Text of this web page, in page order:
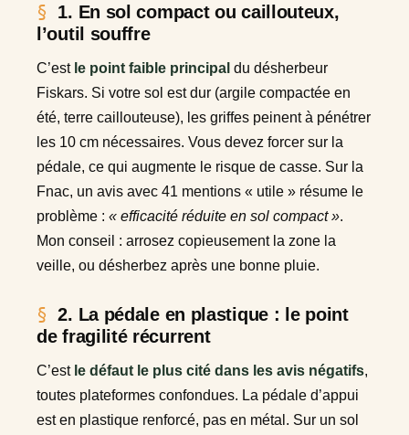
1. En sol compact ou caillouteux,
l’outil souffre
C’est le point faible principal du désherbeur
Fiskars. Si votre sol est dur (argile compactée en
été, terre caillouteuse), les griffes peinent à pénétrer
les 10 cm nécessaires. Vous devez forcer sur la
pédale, ce qui augmente le risque de casse. Sur la
Fnac, un avis avec 41 mentions « utile » résume le
problème : « efficacité réduite en sol compact ».
Mon conseil : arrosez copieusement la zone la
veille, ou désherbez après une bonne pluie.
2. La pédale en plastique : le point
de fragilité récurrent
C’est le défaut le plus cité dans les avis négatifs,
toutes plateformes confondues. La pédale d’appui
est en plastique renforcé, pas en métal. Sur un sol